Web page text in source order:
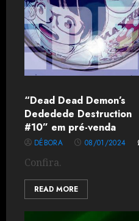
“Dead Dead Demon’s
Dededede Destruction
#10” em pré-venda
DÉBORA 08/01/2024
Confira.
READ MORE